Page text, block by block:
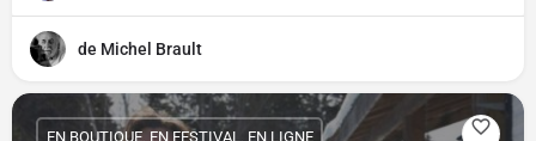
de Michel Brault
EN BOUTIQUE, EN FESTIVAL, EN LIGNE